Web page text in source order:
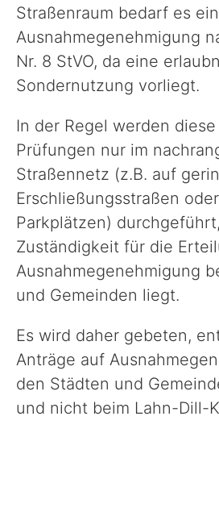
Wirtschaftsförderung
Veterinärwesen
Unser Landkreis
Politik
Verwaltung
Unsere Standorte
Presse
Straßenraum bedarf es
Ausnahmegenehmigung
Nr. 8 StVO, da eine
Sondernutzung vorliegt.
In der Regel werden
Prüfungen nur im
Straßennetz (z.B. auf
Erschließungsstraßen
Parkplätzen)
Zuständigkeit für die
Ausnahmegenehmigung
und Gemeinden liegt.
Es wird daher gebeten,
Anträge auf
den Städten und
und nicht beim Lahn-Dill-